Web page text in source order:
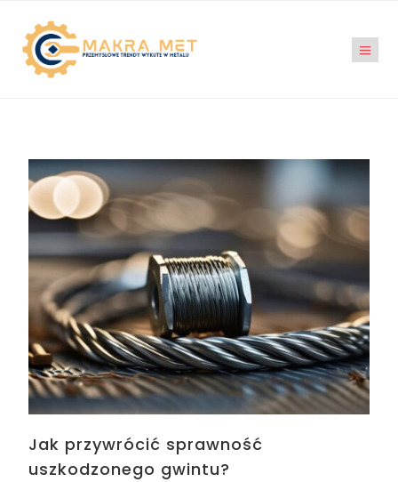
Jak przywrócić sprawność
uszkodzonego gwintu?